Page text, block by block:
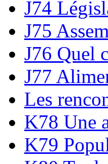
J74
J75
J76 Quel
J77
Les
K78 Une
K79